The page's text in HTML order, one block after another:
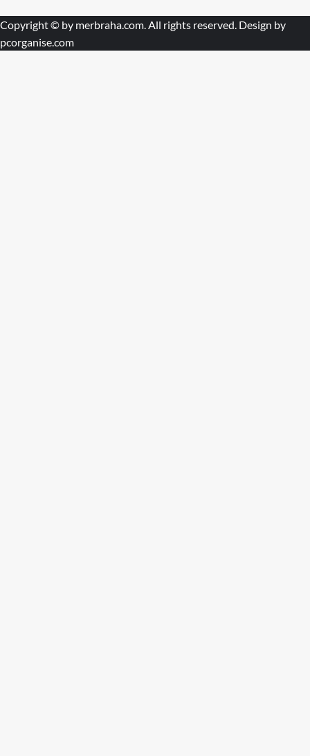
Copyright © by merbraha.com. All rights reserved. Design by
pcorganise.com